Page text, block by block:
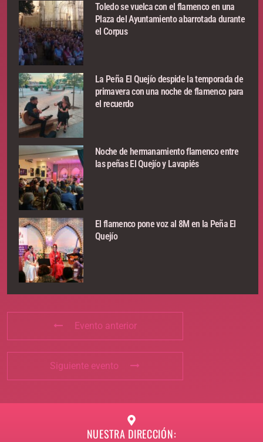
Toledo se vuelca con el flamenco en una
Plaza del Ayuntamiento abarrotada durante
el Corpus
La Peña El Quejío despide la temporada de
primavera con una noche de flamenco para
el recuerdo
Noche de hermanamiento flamenco entre
las peñas El Quejío y Lavapiés
El flamenco pone voz al 8M en la Peña El
Quejío
Evento anterior
Siguiente evento
NUESTRA DIRECCIÓN: